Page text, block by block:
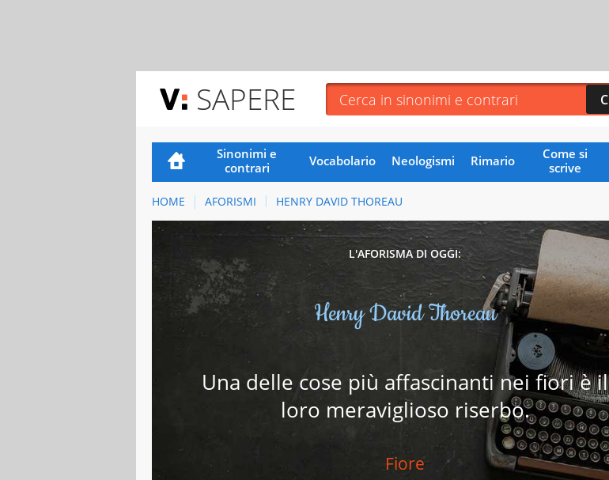
SAPERE
Sinonimi e
contrari
Vocabolario Neologismi Rimario
Come si
scrive
HOME AFORISMI HENRY DAVID THOREAU
L'AFORISMA DI OGGI:
Henry David Thoreau
Una delle cose più affascinanti nei fiori è il
loro meraviglioso riserbo.
Fiore